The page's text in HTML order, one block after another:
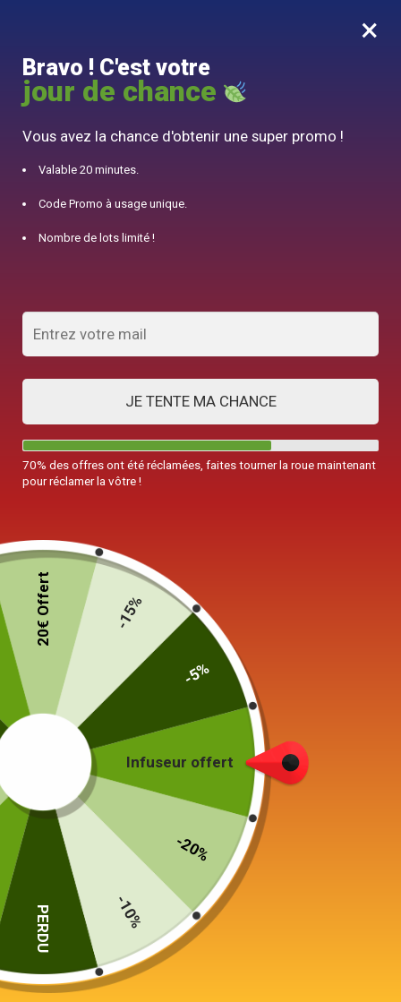
0
10% offert pour 50€ d’achats avec le code DJINN10
Théière Portable en Acier Inoxydable
220ML – 280ML
39,90 € 44,90
Choisissez
Ajouter au panier
×
Bravo ! C'est votre
jour de chance
Vous avez la chance d'obtenir une super promo !
Valable 20 minutes.
Code Promo à usage unique.
Nombre de lots limité !
JE TENTE MA CHANCE
70% des offres ont été réclamées, faites tourner la roue maintenant
pour réclamer la vôtre !
Infuseur offert
-20%
-10%
PERDU
20€ Offert -15%
-5%